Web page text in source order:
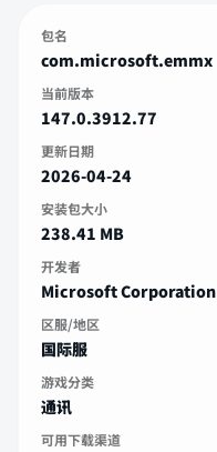
包名
com.microsoft.emmx
当前版本
147.0.3912.77
更新日期
2026-04-24
安装包大小
238.41 MB
开发者
Microsoft Corporation
区服/地区
国际服
游戏分类
通讯
可用下载渠道